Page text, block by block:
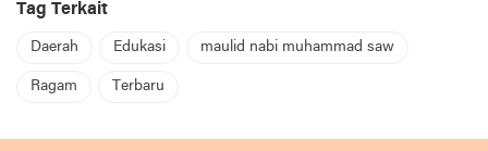
Tag Terkait
Daerah Edukasi maulid nabi muhammad saw
Ragam Terbaru